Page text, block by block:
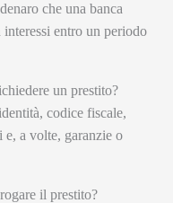
che una banca
entro un periodo
un prestito?
codice fiscale,
a volte, garanzie o
il prestito?